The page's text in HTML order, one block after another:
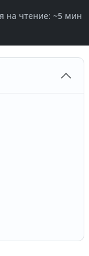
на чтение: ~5 мин